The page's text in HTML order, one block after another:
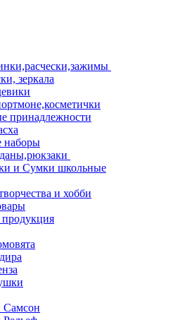
зеркала
принадлежности
наборы
и Сумки школьные
и хобби
Самсон